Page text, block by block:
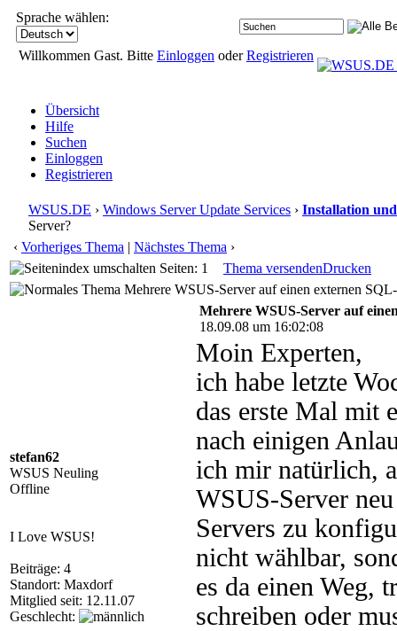
Sprache wählen:
Willkommen Gast. Bitte Einloggen oderRegistrieren
Übersicht
Hilfe
Suchen
Einloggen
Registrieren
WSUS.DE › Windows Server Update Services › Installation
Server?
‹ Vorheriges Thema | Nächstes Thema ›
Seiten: 1
Thema versendenDrucken
Mehrere WSUS-Server auf einen externen
stefan62
WSUS Neuling
Offline
I Love WSUS!
Beiträge: 4
Standort: Maxdorf
Mitglied seit: 12.11.07
Geschlecht:
Mehrere WSUS-Server auf
18.09.08 um 16:02:08
Moin Experten,
ich habe letzte
das erste Mal mit
nach einigen
ich mir natürlich,
WSUS-Server
Servers zu
nicht wählbar,
es da einen Weg,
schreiben oder